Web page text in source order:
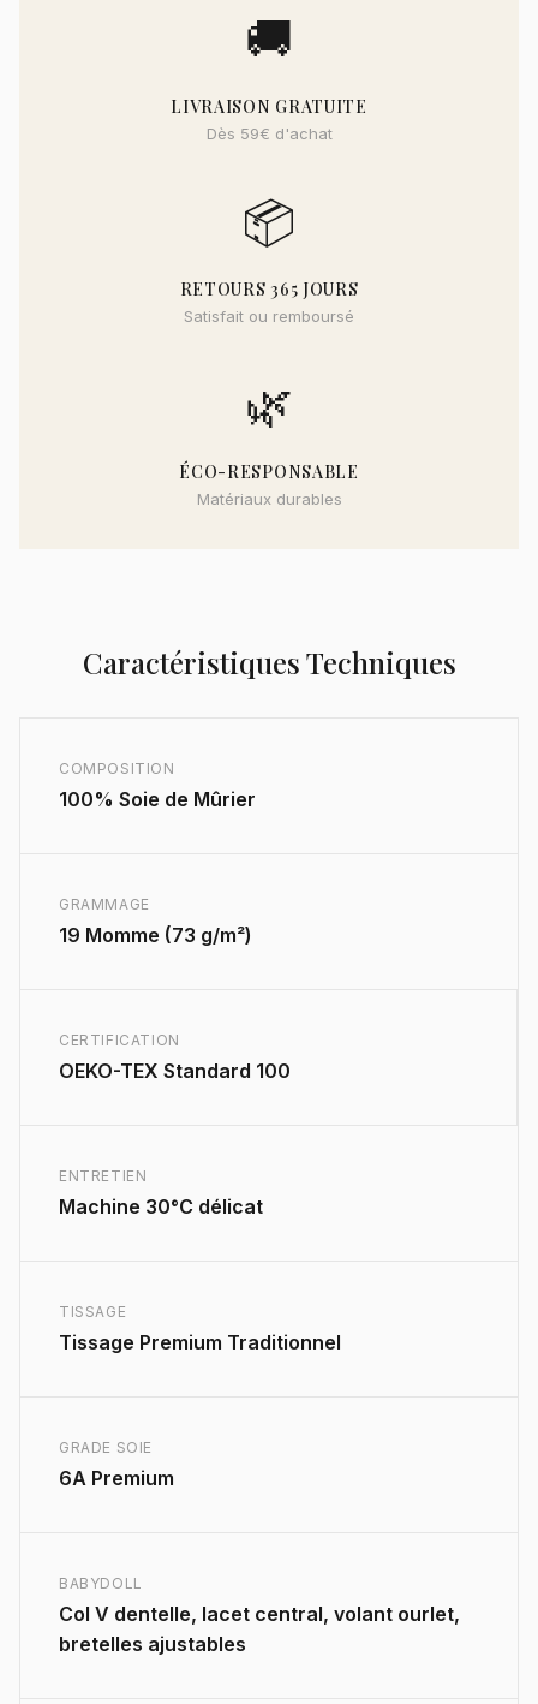
🚚
LIVRAISON GRATUITE
Dès 59€ d'achat
📦
RETOURS 365 JOURS
Satisfait ou remboursé
🌿
ÉCO-RESPONSABLE
Matériaux durables
Caractéristiques Techniques
COMPOSITION
100% Soie de Mûrier
GRAMMAGE
19 Momme (73 g/m²)
CERTIFICATION
OEKO-TEX Standard 100
ENTRETIEN
Machine 30°C délicat
TISSAGE
Tissage Premium Traditionnel
GRADE SOIE
6A Premium
BABYDOLL
Col V dentelle, lacet central, volant ourlet,
bretelles ajustables